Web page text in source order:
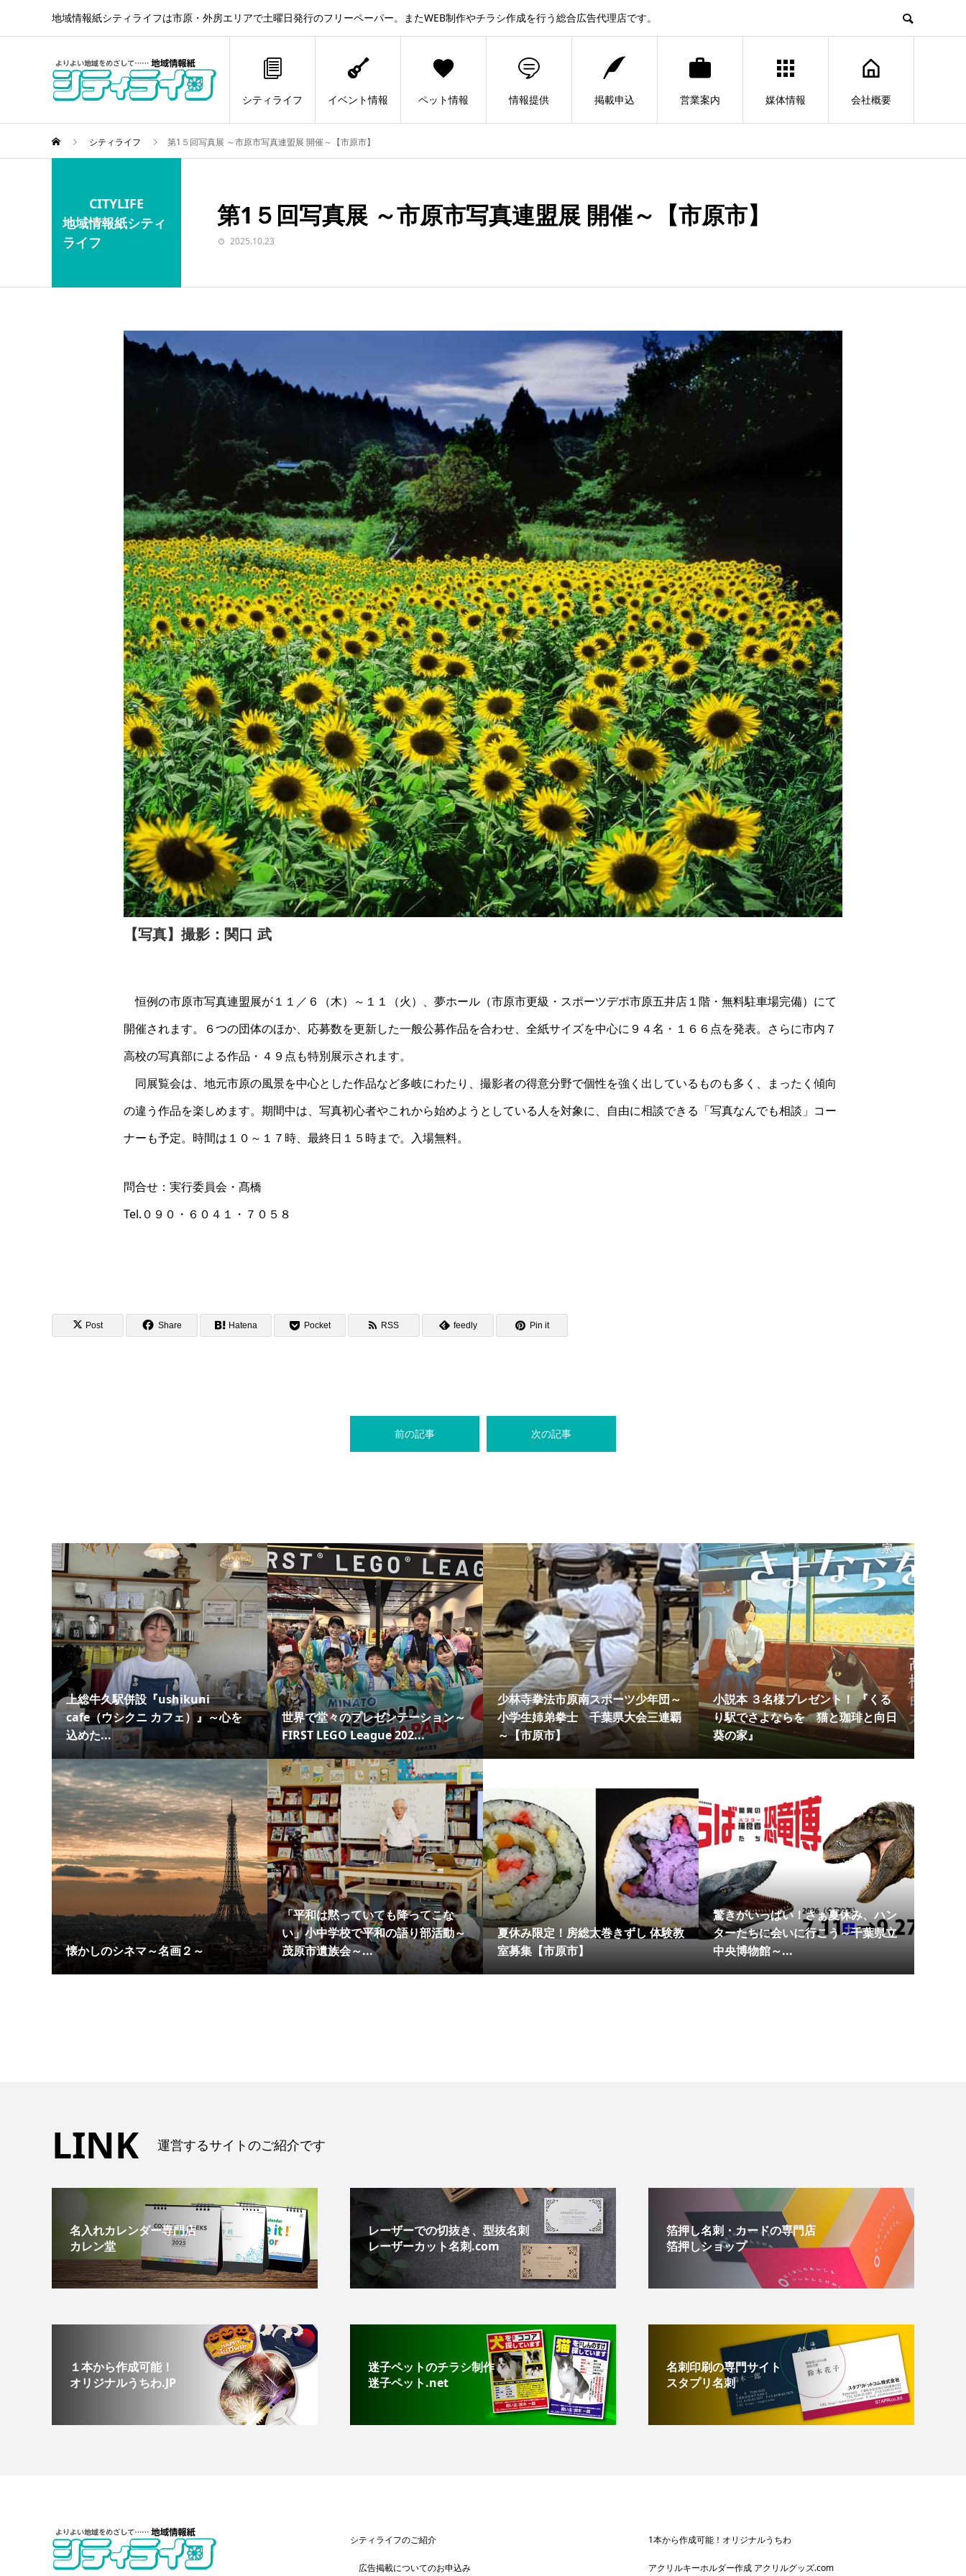
地域情報紙シティライフは市原・外房エリアで土曜日発行のフリーペーパー。またWEB制作やチラシ作成を行う総合広告代理店です。
シティライフ イベント情報 ペット情報 情報提供 掲載申込 営業案内 媒体情報 会社概要
シティライフ 第1５回写真展 ～市原市写真連盟展 開催～【市原市】
CITYLIFE
地域情報紙シティ
ライフ
第1５回写真展 ～市原市写真連盟展 開催～【市原市】
2025.10.23
【写真】撮影：関口 武
恒例の市原市写真連盟展が１１／６（木）～１１（火）、夢ホール（市原市更級・スポーツデポ市原五井店１階・無料駐車場完備）にて
開催されます。６つの団体のほか、応募数を更新した一般公募作品を合わせ、全紙サイズを中心に９４名・１６６点を発表。さらに市内７
高校の写真部による作品・４９点も特別展示されます。
同展覧会は、地元市原の風景を中心とした作品など多岐にわたり、撮影者の得意分野で個性を強く出しているものも多く、まったく傾向
の違う作品を楽しめます。期間中は、写真初心者やこれから始めようとしている人を対象に、自由に相談できる「写真なんでも相談」コー
ナーも予定。時間は１０～１７時、最終日１５時まで。入場無料。
問合せ：実行委員会・髙橋
Tel.０９０・６０４１・７０５８
Post Share Hatena Pocket RSS feedly Pin it
前の記事 次の記事
上総牛久駅併設『ushikuni
cafe（ウシクニ カフェ）』～心を
込めた...
世界で堂々のプレゼンテーション～
FIRST LEGO League 202...
少林寺拳法市原南スポーツ少年団～
小学生姉弟拳士 千葉県大会三連覇
～【市原市】
小説本 ３名様プレゼント！ 『くる
り駅でさよならを 猫と珈琲と向日
葵の家』
懐かしのシネマ～名画２～
「平和は黙っていても降ってこな
い」小中学校で平和の語り部活動～
茂原市遺族会～...
夏休み限定！房総太巻きずし 体験教
室募集【市原市】
驚きがいっぱい！さぁ夏休み、ハン
ターたちに会いに行こう～千葉県立
中央博物館～...
LINK 運営するサイトのご紹介です
名入れカレンダー専門店
カレン堂
レーザーでの切抜き、型抜名刺
レーザーカット名刺.com
箔押し名刺・カードの専門店
箔押しショップ
１本から作成可能！
オリジナルうちわ.JP
迷子ペットのチラシ制作
迷子ペット.net
名刺印刷の専門サイト
スタプリ名刺
シティライフのご紹介
広告掲載についてのお申込み
1本から作成可能！オリジナルうちわ
アクリルキーホルダー作成 アクリルグッズ.com